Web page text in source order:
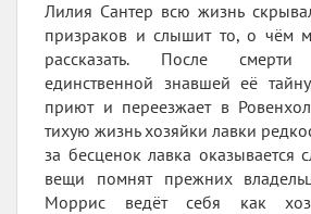
Лилия Сантер всю жизнь
призраков и слышит то, о чём
рассказать. После смерти
единственной знавшей её
приют и переезжает в
тихую жизнь хозяйки лавки
за бесценок лавка оказывается
вещи помнят прежних
Моррис ведёт себя как